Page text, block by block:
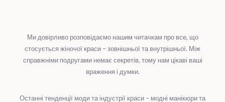
Ми довірливо розповідаємо нашим читачкам про все, що
стосується жіночої краси – зовнішньої та внутрішньої. Між
справжніми подругами немає секретів, тому нам цікаві ваші
враження і думки.
Останні тенденції моди та індустрії краси – модні манікюри та